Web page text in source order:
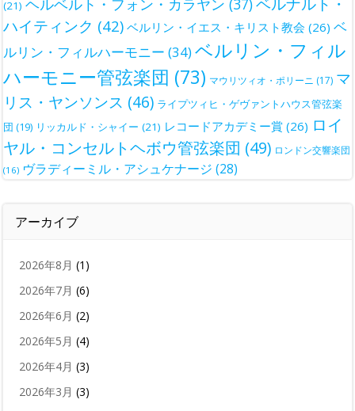
(21) ヘルベルト・フォン・カラヤン (37)
ハイティンク (42) ベルリン・イエス・キリスト教会 (26) ベ
ルリン・フィルハーモニー (34)ベルリン・フィル
ハーモニー管弦楽団 (73) マウリツィオ・ポリーニ (17) マ
リス・ヤンソンス (46) ライプツィヒ・ゲヴァントハウス管弦楽
団 (19) リッカルド・シャイー (21) レコードアカデミー賞 (26) ロイ
ヤル・コンセルトヘボウ管弦楽団 (49) ロンドン交響楽団
(16) ヴラディーミル・アシュケナージ (28)
アーカイブ
2026年8月 (1)
2026年7月 (6)
2026年6月 (2)
2026年5月 (4)
2026年4月 (3)
2026年3月 (3)